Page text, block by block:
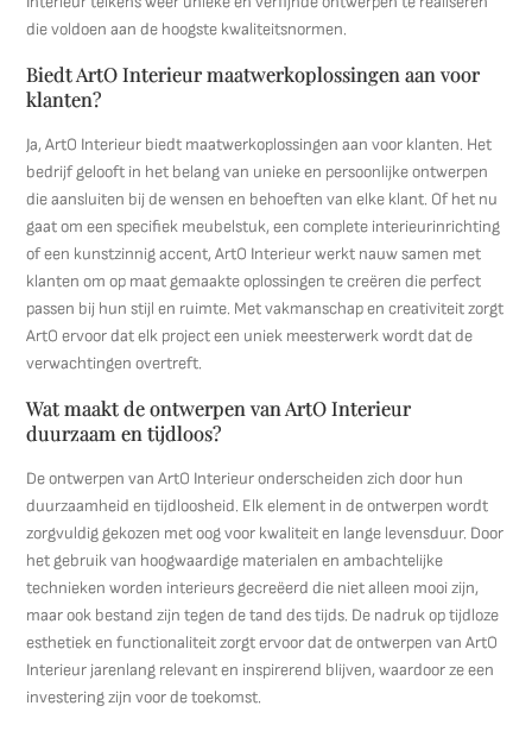
die voldoen aan de hoogste kwaliteitsnormen.
Biedt ArtO Interieur maatwerkoplossingen aan voor
klanten?
Ja, ArtO Interieur biedt maatwerkoplossingen aan voor klanten. Het
bedrijf gelooft in het belang van unieke en persoonlijke ontwerpen
die aansluiten bij de wensen en behoeften van elke klant. Of het nu
gaat om een specifiek meubelstuk, een complete interieurinrichting
of een kunstzinnig accent, ArtO Interieur werkt nauw samen met
klanten om op maat gemaakte oplossingen te creëren die perfect
passen bij hun stijl en ruimte. Met vakmanschap en creativiteit zorgt
ArtO ervoor dat elk project een uniek meesterwerk wordt dat de
verwachtingen overtreft.
Wat maakt de ontwerpen van ArtO Interieur
duurzaam en tijdloos?
De ontwerpen van ArtO Interieur onderscheiden zich door hun
duurzaamheid en tijdloosheid. Elk element in de ontwerpen wordt
zorgvuldig gekozen met oog voor kwaliteit en lange levensduur. Door
het gebruik van hoogwaardige materialen en ambachtelijke
technieken worden interieurs gecreëerd die niet alleen mooi zijn,
maar ook bestand zijn tegen de tand des tijds. De nadruk op tijdloze
esthetiek en functionaliteit zorgt ervoor dat de ontwerpen van ArtO
Interieur jarenlang relevant en inspirerend blijven, waardoor ze een
investering zijn voor de toekomst.